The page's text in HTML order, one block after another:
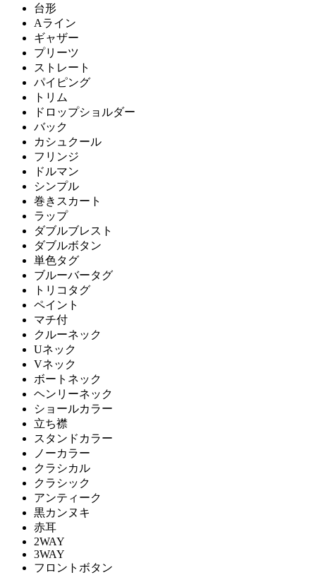
台形
Aライン
ギャザー
プリーツ
ストレート
パイピング
トリム
ドロップショルダー
バック
カシュクール
フリンジ
ドルマン
シンプル
巻きスカート
ラップ
ダブルブレスト
ダブルボタン
単色タグ
ブルーバータグ
トリコタグ
ペイント
マチ付
クルーネック
Uネック
Vネック
ボートネック
ヘンリーネック
ショールカラー
立ち襟
スタンドカラー
ノーカラー
クラシカル
クラシック
アンティーク
黒カンヌキ
赤耳
2WAY
3WAY
フロントボタン